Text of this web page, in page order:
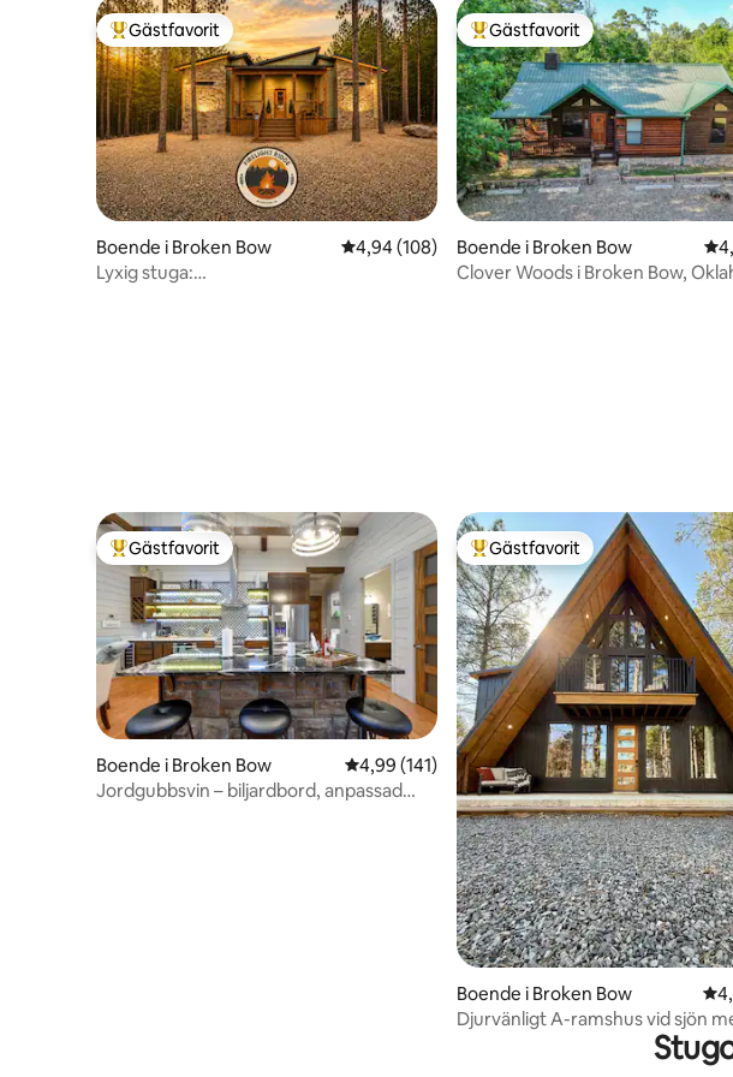
Populär gästfavorit
Gästfavorit
Boende i Broken Bow 4,94 av 5 i genomsnittligt betyg, 108 omdömen
4,94 (108)
Lyxig stuga:
Populär gästfavorit
Gästfavorit
Boende i Broken Bow
Clover Woods i Broken Bow,
Populär gästfavorit
Gästfavorit
Boende i Broken Bow 4,99 av 5 i genomsnittligt betyg, 141 omdömen
4,99 (141)
Jordgubbsvin – biljardbord, anpassad
Populär gästfavorit
Gästfavorit
Boende i Broken Bow
Djurvänligt A-ramshus vid sjön